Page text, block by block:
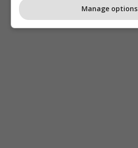
Manage options